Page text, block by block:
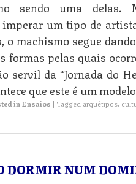
sendo uma delas.
imperar um tipo de
machismo segue
formas pelas quais
servil da “Jornada do
que este é um
in Ensaios | Tagged arquétipos,
DORMIR NUM